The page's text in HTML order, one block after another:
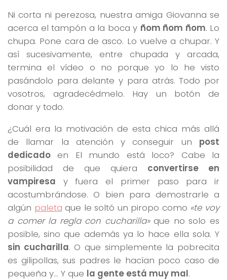
Ni corta ni perezosa, nuestra amiga Giovanna se
acerca el tampón a la boca y ñom ñom ñom. Lo
chupa. Pone cara de asco. Lo vuelve a chupar. Y
así sucesivamente, entre chupada y arcada,
termina el vídeo o no porque yo lo he visto
pasándolo para delante y para atrás. Todo por
vosotros, agradecédmelo. Hay un botón de
donar y todo.
¿Cuál era la motivación de esta chica más allá
de llamar la atención y conseguir un post
dedicado en El mundo está loco? Cabe la
posibilidad de que quiera convertirse en
vampiresa y fuera el primer paso para ir
acostumbrándose. O bien para demostrarle a
algún paleta que le soltó un piropo como «te voy
a comer la regla con cucharilla»que no solo es
posible, sino que además ya lo hace ella sola. Y
sin cucharilla. O que simplemente la pobrecita
es gilipollas, sus padres le hacían poco caso de
pequeña y… Y que la gente está muy mal.